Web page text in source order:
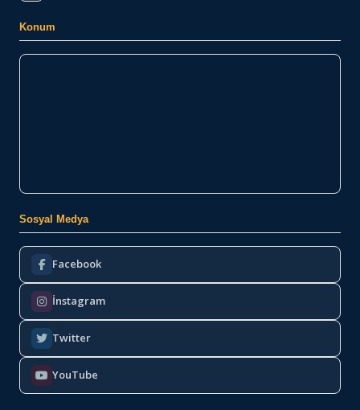
Konum
Sosyal Medya
Facebook
İnstagram
Twitter
YouTube